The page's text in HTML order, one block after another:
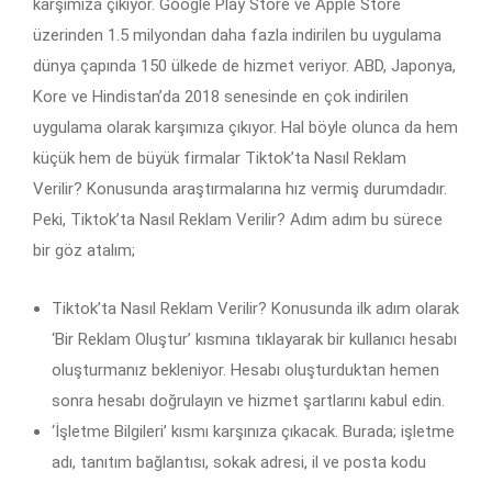
karşımıza çıkıyor. Google Play Store ve Apple Store
üzerinden 1.5 milyondan daha fazla indirilen bu uygulama
dünya çapında 150 ülkede de hizmet veriyor. ABD, Japonya,
Kore ve Hindistan’da 2018 senesinde en çok indirilen
uygulama olarak karşımıza çıkıyor. Hal böyle olunca da hem
küçük hem de büyük firmalar Tiktok’ta Nasıl Reklam
Verilir? Konusunda araştırmalarına hız vermiş durumdadır.
Peki, Tiktok’ta Nasıl Reklam Verilir? Adım adım bu sürece
bir göz atalım;
Tiktok’ta Nasıl Reklam Verilir? Konusunda ilk adım olarak
‘Bir Reklam Oluştur’ kısmına tıklayarak bir kullanıcı hesabı
oluşturmanız bekleniyor. Hesabı oluşturduktan hemen
sonra hesabı doğrulayın ve hizmet şartlarını kabul edin.
‘İşletme Bilgileri’ kısmı karşınıza çıkacak. Burada; işletme
adı, tanıtım bağlantısı, sokak adresi, il ve posta kodu